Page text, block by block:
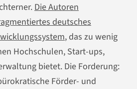
Die Autoren
deutsches
, das zu wenig
Hochschulen, Start-ups,
bietet. Die Forderung:
Förder- und